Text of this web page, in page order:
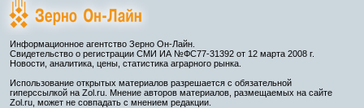
Информационное агентство Зерно Он-Лайн.
Свидетельство о регистрации СМИ ИА №ФС77-31392 от 12 марта 2008 г.
Новости, аналитика, цены, статистика аграрного рынка.
Использование открытых материалов разрешается с обязательной
гиперссылкой на Zol.ru. Мнение авторов материалов, размещаемых на сайте
Zol.ru, может не совпадать с мнением редакции.